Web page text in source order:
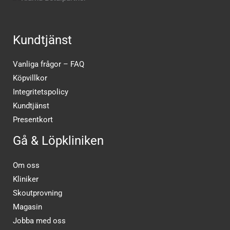
Kundtjänst
Vanliga frågor – FAQ
Köpvillkor
Integritetspolicy
Kundtjänst
Presentkort
Gå & Löpkliniken
Om oss
Kliniker
Skoutprovning
Magasin
Jobba med oss